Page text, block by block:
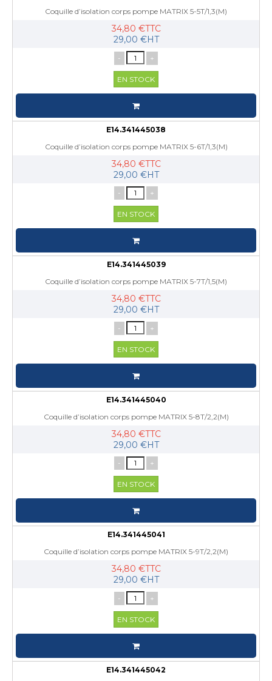
Coquille d’isolation corps pompe MATRIX 5-5T/1,3(M)
34,80 €TTC
29,00 €HT
- +
EN STOCK
E14.341445038
Coquille d’isolation corps pompe MATRIX 5-6T/1,3(M)
34,80 €TTC
29,00 €HT
- +
EN STOCK
E14.341445039
Coquille d’isolation corps pompe MATRIX 5-7T/1,5(M)
34,80 €TTC
29,00 €HT
- +
EN STOCK
E14.341445040
Coquille d’isolation corps pompe MATRIX 5-8T/2,2(M)
34,80 €TTC
29,00 €HT
- +
EN STOCK
E14.341445041
Coquille d’isolation corps pompe MATRIX 5-9T/2,2(M)
34,80 €TTC
29,00 €HT
- +
EN STOCK
E14.341445042